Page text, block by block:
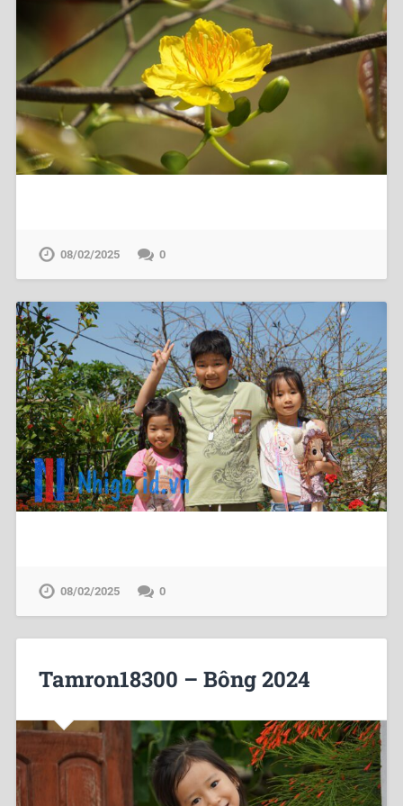
08/02/2025 0
08/02/2025 0
Tamron18300 – Bông 2024